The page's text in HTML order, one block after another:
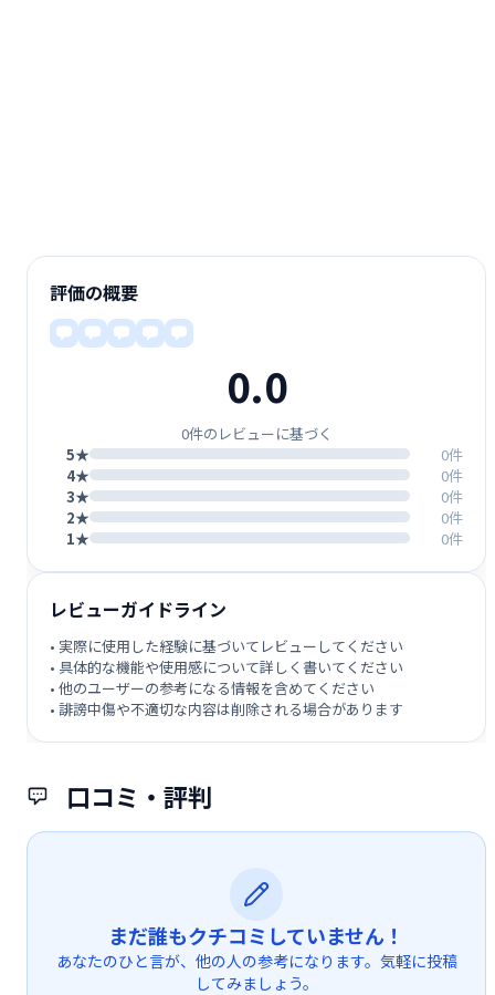
口コミ・評判
まだ誰もクチコミしていません！
あなたのひと言が、他の人の参考になります。気軽に投稿
してみましょう。
評価の概要
0.0
0件のレビューに基づく
5★
0件
4★
0件
3★
0件
2★
0件
1★
0件
レビューガイドライン
• 実際に使用した経験に基づいてレビューしてください
• 具体的な機能や使用感について詳しく書いてください
• 他のユーザーの参考になる情報を含めてください
• 誹謗中傷や不適切な内容は削除される場合があります